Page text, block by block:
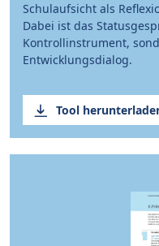
Schulaufsicht als
Dabei ist das
Kontrollinstrument,
Entwicklungsdialog.
Tool